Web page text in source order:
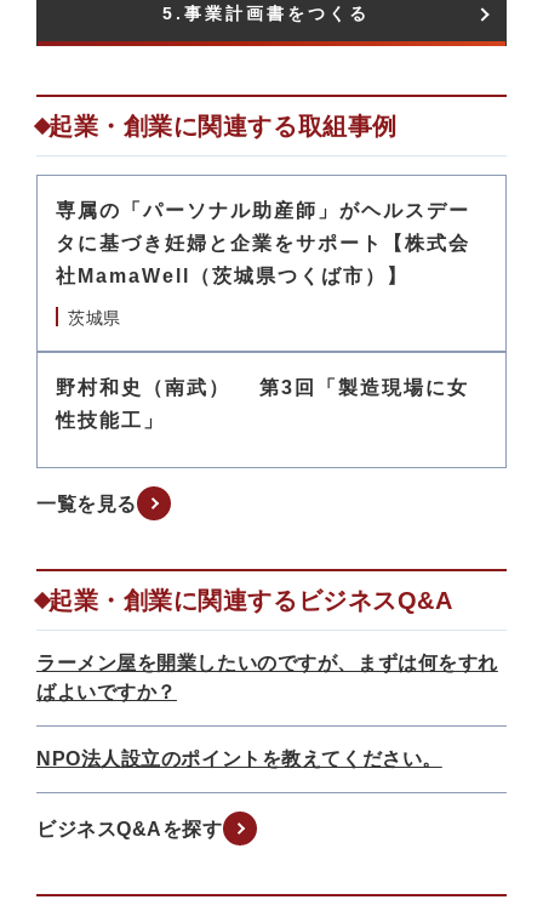
5.事業計画書をつくる​
起業・創業に関連する取組事例
専属の「パーソナル助産師」がヘルスデー
タに基づき妊婦と企業をサポート【株式会
社MamaWell（茨城県つくば市）】
茨城県
野村和史（南武） 第3回「製造現場に女
性技能工」
一覧を見る
起業・創業に関連するビジネスQ&A
ラーメン屋を開業したいのですが、まずは何をすれ
ばよいですか？
NPO法人設立のポイントを教えてください。
ビジネスQ&Aを探す